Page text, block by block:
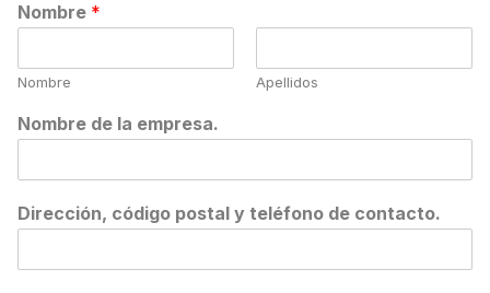
Nombre *
Nombre Apellidos
Nombre de la empresa.
Dirección, código postal y teléfono de contacto.